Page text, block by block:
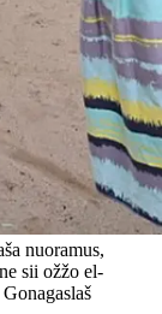
nuoramus,
sii ožžo el-